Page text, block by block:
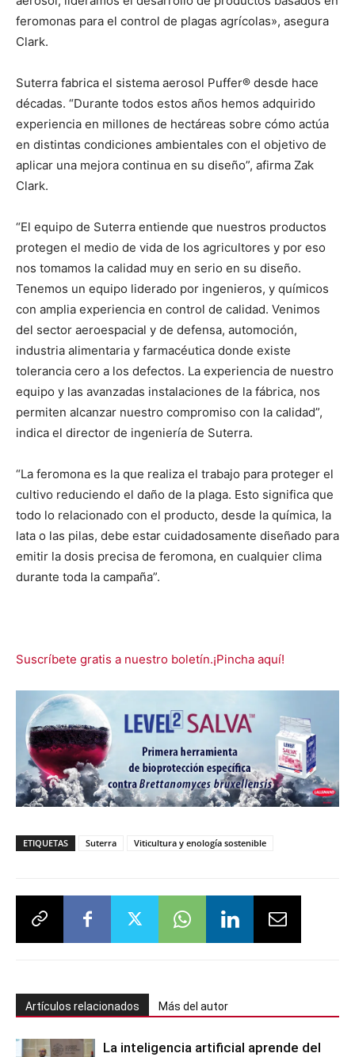
feromonas para el control de plagas agrícolas», asegura
Clark.
Suterra fabrica el sistema aerosol Puffer® desde hace
décadas. “Durante todos estos años hemos adquirido
experiencia en millones de hectáreas sobre cómo actúa
en distintas condiciones ambientales con el objetivo de
aplicar una mejora continua en su diseño”, afirma Zak
Clark.
“El equipo de Suterra entiende que nuestros productos
protegen el medio de vida de los agricultores y por eso
nos tomamos la calidad muy en serio en su diseño.
Tenemos un equipo liderado por ingenieros, y químicos
con amplia experiencia en control de calidad. Venimos
del sector aeroespacial y de defensa, automoción,
industria alimentaria y farmacéutica donde existe
tolerancia cero a los defectos. La experiencia de nuestro
equipo y las avanzadas instalaciones de la fábrica, nos
permiten alcanzar nuestro compromiso con la calidad”,
indica el director de ingeniería de Suterra.
“La feromona es la que realiza el trabajo para proteger el
cultivo reduciendo el daño de la plaga. Esto significa que
todo lo relacionado con el producto, desde la química, la
lata o las pilas, debe estar cuidadosamente diseñado para
emitir la dosis precisa de feromona, en cualquier clima
durante toda la campaña”.
Suscríbete gratis a nuestro boletín.¡Pincha aquí!
ETIQUETAS Suterra Viticultura y enología sostenible
Artículos relacionados Más del autor
La inteligencia artificial aprende del